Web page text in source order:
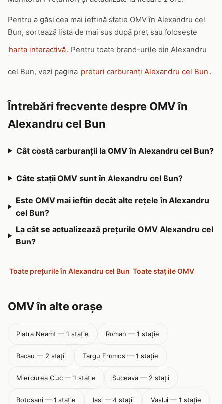
Pentru a găsi cea mai ieftină stație OMV în Alexandru cel
Bun, sortează lista de mai sus după preț sau folosește
harta interactivă. Pentru toate brand-urile din Alexandru
cel Bun, vezi pagina prețuri carburanți Alexandru cel Bun .
Întrebări frecvente despre OMV în
Alexandru cel Bun
Cât costă carburanții la OMV în Alexandru cel Bun?
Câte stații OMV sunt în Alexandru cel Bun?
Este OMV mai ieftin decât alte rețele în Alexandru
cel Bun?
La cât se actualizează prețurile OMV Alexandru cel
Bun?
Toate prețurile în Alexandru cel Bun Toate stațiile OMV
OMV în alte orașe
Piatra Neamt — 1 stație Roman — 1 stație
Bacau — 2 stații Targu Frumos — 1 stație
Miercurea Ciuc — 1 stație Suceava — 2 stații
Botosani — 1 stație Iasi — 4 stații Vaslui — 1 stație